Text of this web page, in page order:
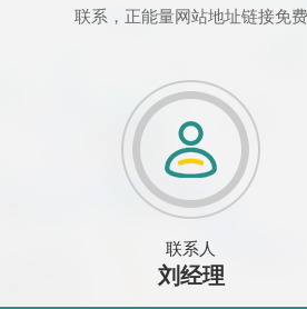
联系，正能量网站地址链接免
联系人
刘经理